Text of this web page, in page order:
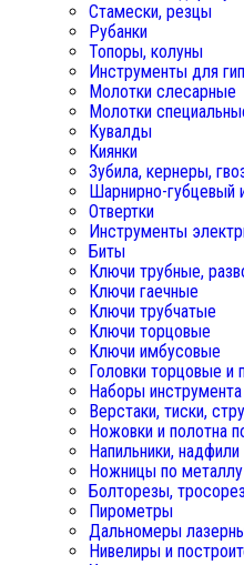
Стамески, резцы
Рубанки
Топоры, колуны
Инструменты для
Молотки слесарные
Молотки
Кувалды
Киянки
Зубила, кернеры,
Шарнирно-губцевый
Отвертки
Инструменты
Биты
Ключи трубные,
Ключи гаечные
Ключи трубчатые
Ключи торцовые
Ключи имбусовые
Головки торцовые и
Наборы инструмента
Верстаки, тиски,
Ножовки и полотна
Напильники, надфили
Ножницы по металлу
Болторезы,
Пирометры
Дальномеры
Нивелиры и